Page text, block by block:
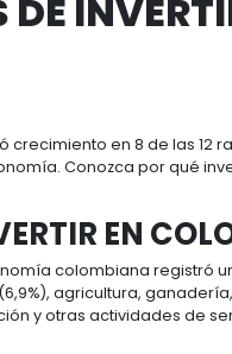
DE
registró